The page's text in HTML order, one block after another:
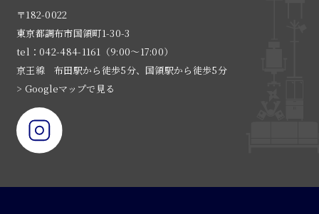
〒182-0022
東京都調布市国領町1-30-3
tel：042-484-1161（9:00〜17:00）
京王線 布田駅から徒歩5分、国領駅から徒歩5分
> Googleマップで見る